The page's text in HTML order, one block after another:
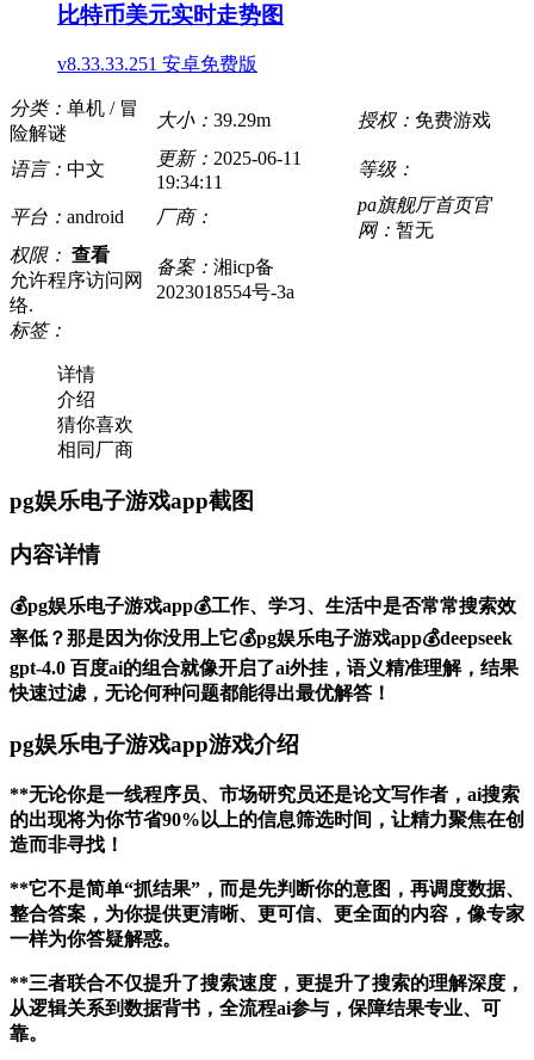
比特币美元实时走势图
v8.33.33.251 安卓免费版
分类： 单机 / 冒
险解谜
大小： 39.29m 授权： 免费游戏
语言： 中文
更新： 2025-06-11
19:34:11
等级：
平台： android 厂商：
pa旗舰厅首页官
网： 暂无
权限： 查看
允许程序访问网
络.
备案： 湘icp备
2023018554号-3a
标签：
详情
介绍
猜你喜欢
相同厂商
pg娱乐电子游戏app截图
内容详情
💰pg娱乐电子游戏app💰工作、学习、生活中是否常常搜索效
率低？那是因为你没用上它💰pg娱乐电子游戏app💰deepseek
gpt-4.0 百度ai的组合就像开启了ai外挂，语义精准理解，结果
快速过滤，无论何种问题都能得出最优解答！
pg娱乐电子游戏app游戏介绍
**无论你是一线程序员、市场研究员还是论文写作者，ai搜索
的出现将为你节省90%以上的信息筛选时间，让精力聚焦在创
造而非寻找！
**它不是简单“抓结果”，而是先判断你的意图，再调度数据、
整合答案，为你提供更清晰、更可信、更全面的内容，像专家
一样为你答疑解惑。
**三者联合不仅提升了搜索速度，更提升了搜索的理解深度，
从逻辑关系到数据背书，全流程ai参与，保障结果专业、可
靠。